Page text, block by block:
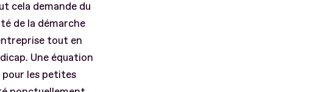
cela demande du
de la démarche
tout en
Une équation
pour les petites